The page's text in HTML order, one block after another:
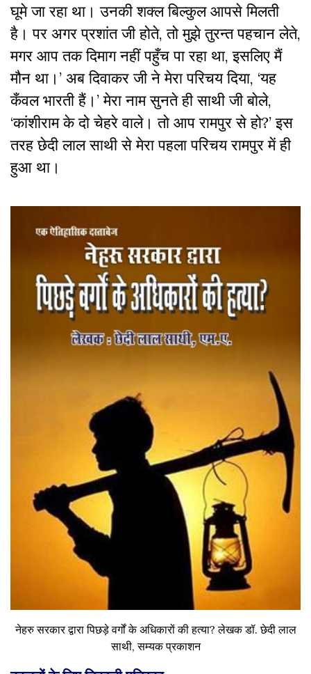
घूमे जा रहा था। उनकी शक्ल बिल्कुल आपसे मिलती
है। पर अगर प्रशांत जी होते, तो मुझे तुरन्त पहचान लेते,
मगर आप तक दिमाग नहीं पहुँच पा रहा था, इसलिए मैं
मौन था।’ अब दिवाकर जी ने मेरा परिचय दिया, ‘यह
कँवल भारती हैं।’ मेरा नाम सुनते ही साथी जी बोले,
‘कांशीराम के दो चेहरे वाले। तो आप रामपुर से हो?’ इस
तरह छेदी लाल साथी से मेरा पहला परिचय रामपुर में ही
हुआ था।
नेहरु सरकार द्वारा पिछड़े वर्गों के अधिकारों की हत्या? लेखक डॉ. छेदी लाल
साथी, सम्यक प्रकाशन